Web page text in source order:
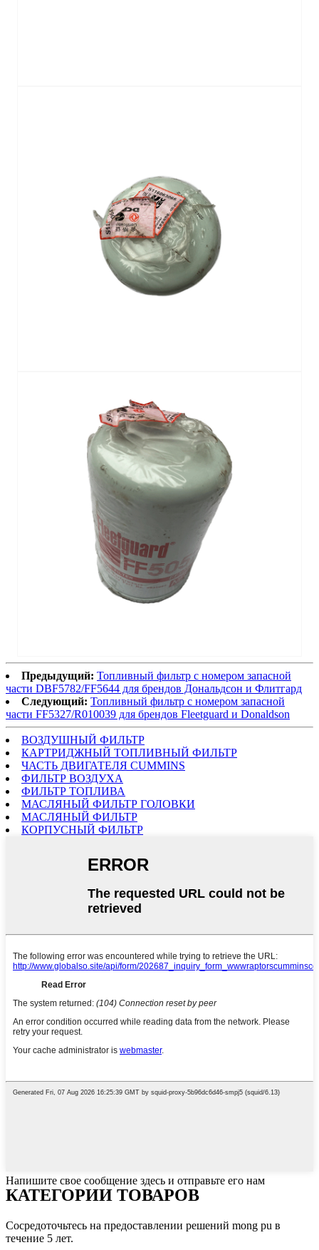
Предыдущий: Топливный фильтр с номером запасной
части DBF5782/FF5644 для брендов Дональдсон и Флитгард
Следующий: Топливный фильтр с номером запасной
части FF5327/R010039 для брендов Fleetguard и Donaldson
ВОЗДУШНЫЙ ФИЛЬТР
КАРТРИДЖНЫЙ ТОПЛИВНЫЙ ФИЛЬТР
ЧАСТЬ ДВИГАТЕЛЯ CUMMINS
ФИЛЬТР ВОЗДУХА
ФИЛЬТР ТОПЛИВА
МАСЛЯНЫЙ ФИЛЬТР ГОЛОВКИ
МАСЛЯНЫЙ ФИЛЬТР
КОРПУСНЫЙ ФИЛЬТР
Напишите свое сообщение здесь и отправьте его нам
КАТЕГОРИИ ТОВАРОВ
Сосредоточьтесь на предоставлении решений mong pu в
течение 5 лет.